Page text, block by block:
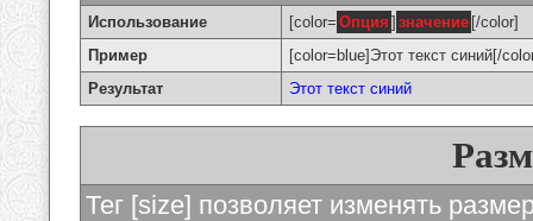
Использование [color= Опция ] значение [/color]
Пример
[color=blue]Этот текст синий[/
Результат
Этот текст синий
Тег [size] позволяет изменять